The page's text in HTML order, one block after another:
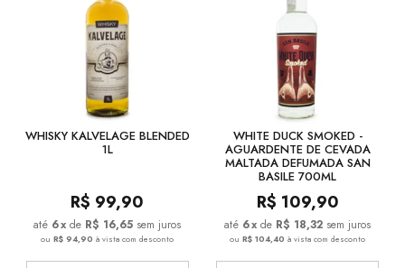
WHISKY KALVELAGE BLENDED
1L
R$ 99,90
6x de R$ 16,65 sem juros
ouR$ 94,90à vista com desconto
WHITE DUCK SMOKED -
AGUARDENTE DE CEVADA
MALTADA DEFUMADA SAN
BASILE 700ML
R$ 109,90
6x de R$ 18,32 sem juros
ouR$ 104,40à vista com desconto